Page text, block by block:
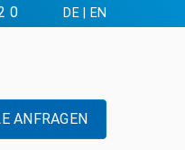
0 DE| EN
ANFRAGEN